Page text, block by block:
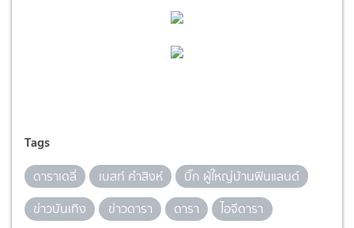
Tags
ดาราเดลี่ เบสท์ คำสิงห์
บิ๊ก ผู้ใหญ่บ้านฟินแลนด์
ข่าวบันเทิง
ข่าวดารา ดารา ไอจีดารา